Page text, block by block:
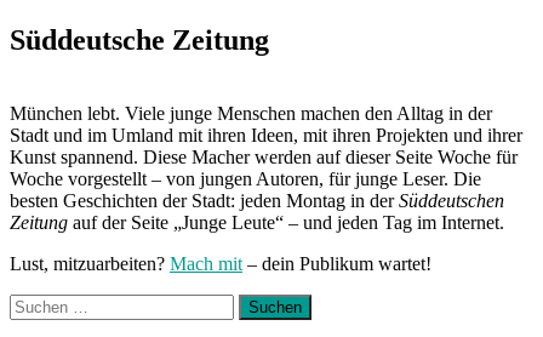
Post:
Süddeutsche Zeitung
München lebt. Viele junge Menschen machen den Alltag in der
Stadt und im Umland mit ihren Ideen, mit ihren Projekten und ihrer
Kunst spannend. Diese Macher werden auf dieser Seite Woche für
Woche vorgestellt – von jungen Autoren, für junge Leser. Die
besten Geschichten der Stadt: jeden Montag in derSüddeutschen
Zeitung auf der Seite „Junge Leute“ – und jeden Tag im Internet.
Lust, mitzuarbeiten? Mach mit – dein Publikum wartet!
Suchen
nach: